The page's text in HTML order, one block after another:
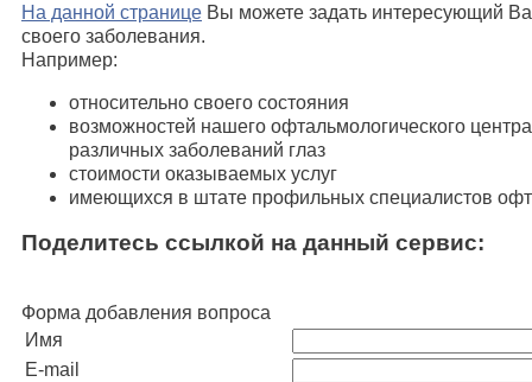
На данной странице Вы можете задать интересующий
своего заболевания.
Например:
относительно своего состояния
возможностей нашего офтальмологического
различных заболеваний глаз
стоимости оказываемых услуг
имеющихся в штате профильных специалистов
Поделитесь ссылкой на данный сервис:
Форма добавления вопроса
Имя
E-mail